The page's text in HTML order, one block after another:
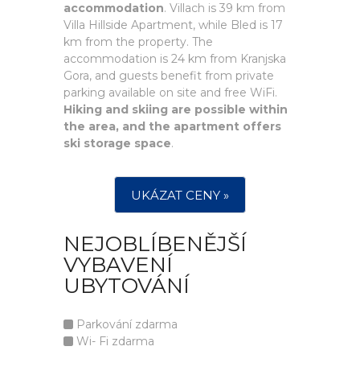
accommodation. Villach is 39 km from
Villa Hillside Apartment, while Bled is 17
km from the property. The
accommodation is 24 km from Kranjska
Gora, and guests benefit from private
parking available on site and free WiFi.
Hiking and skiing are possible within
the area, and the apartment offers
ski storage space.
UKÁZAT CENY »
NEJOBLÍBENĚJŠÍ
VYBAVENÍ
UBYTOVÁNÍ
Parkování zdarma
Wi- Fi zdarma